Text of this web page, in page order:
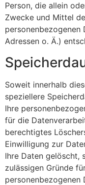
Person, die allein
Zwecke und Mittel
personenbezogenen
Adressen o. Ä.)
Soweit innerhalb
speziellere
Ihre
für die
berechtigtes
Einwilligung zur
Ihre Daten gelöscht,
zulässigen Gründe
personenbezogenen